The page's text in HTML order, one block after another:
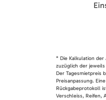
* Die Kalkulation
zuzüglich der
Der Tagesmietpreis
Preisanpassung.
Rückgabeprotokoll
Verschleiss, Reifen,